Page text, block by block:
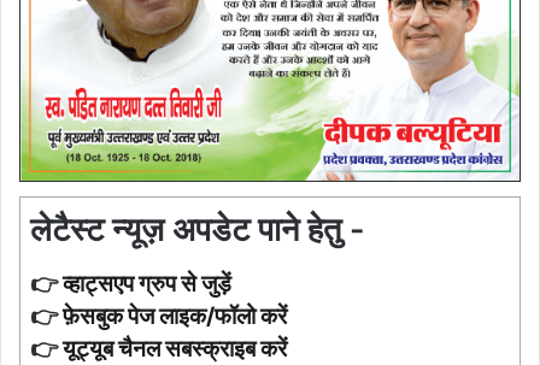
लेटैस्ट न्यूज़ अपडेट पाने हेतु -
👉व्हाट्सएप ग्रुप से जुड़ें
👉फ़ेसबुक पेज लाइक/फॉलो करें
👉यूट्यूब चैनल सबस्क्राइब करें